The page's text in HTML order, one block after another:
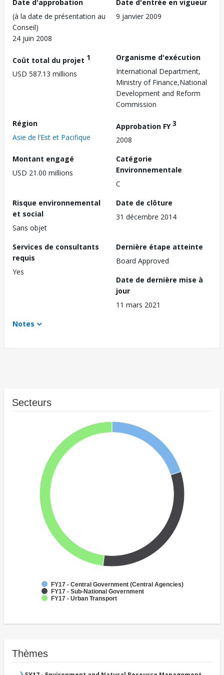
Date d'approbation
(à la date de présentation au
Conseil)
24 juin 2008
Date d'entrée en vigueur
9 janvier 2009
Coût total du projet 1
USD 587.13 millions
Organisme d'exécution
International Department,
Ministry of Finance,National
Development and Reform
Commission
Région
Asie de l’Est et Pacifique
Approbation FY3
2008
Montant engagé
USD 21.00 millions
Catégorie
Environnementale
C
Risque environnemental
et social
Sans objet
Date de clôture
31 décembre 2014
Services de consultants
requis
Yes
Dernière étape atteinte
Board Approved
Date de dernière mise à
jour
11 mars 2021
Notes
Secteurs
FY17 - Central Government (Central Agencies)
FY17 - Sub-National Government
FY17 - Urban Transport
Thèmes